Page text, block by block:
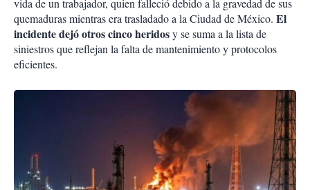
vida de un trabajador, quien falleció debido a la gravedad de sus
quemaduras mientras era trasladado a la Ciudad de México. El
incidente dejó otros cinco heridosy se suma a la lista de
siniestros que reflejan la falta de mantenimiento y protocolos
eficientes.